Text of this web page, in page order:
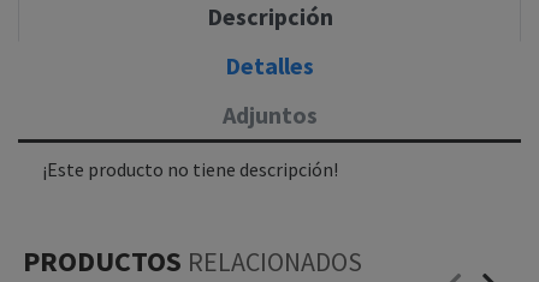
Descripción
Detalles
Adjuntos
¡Este producto no tiene descripción!
PRODUCTOS RELACIONADOS